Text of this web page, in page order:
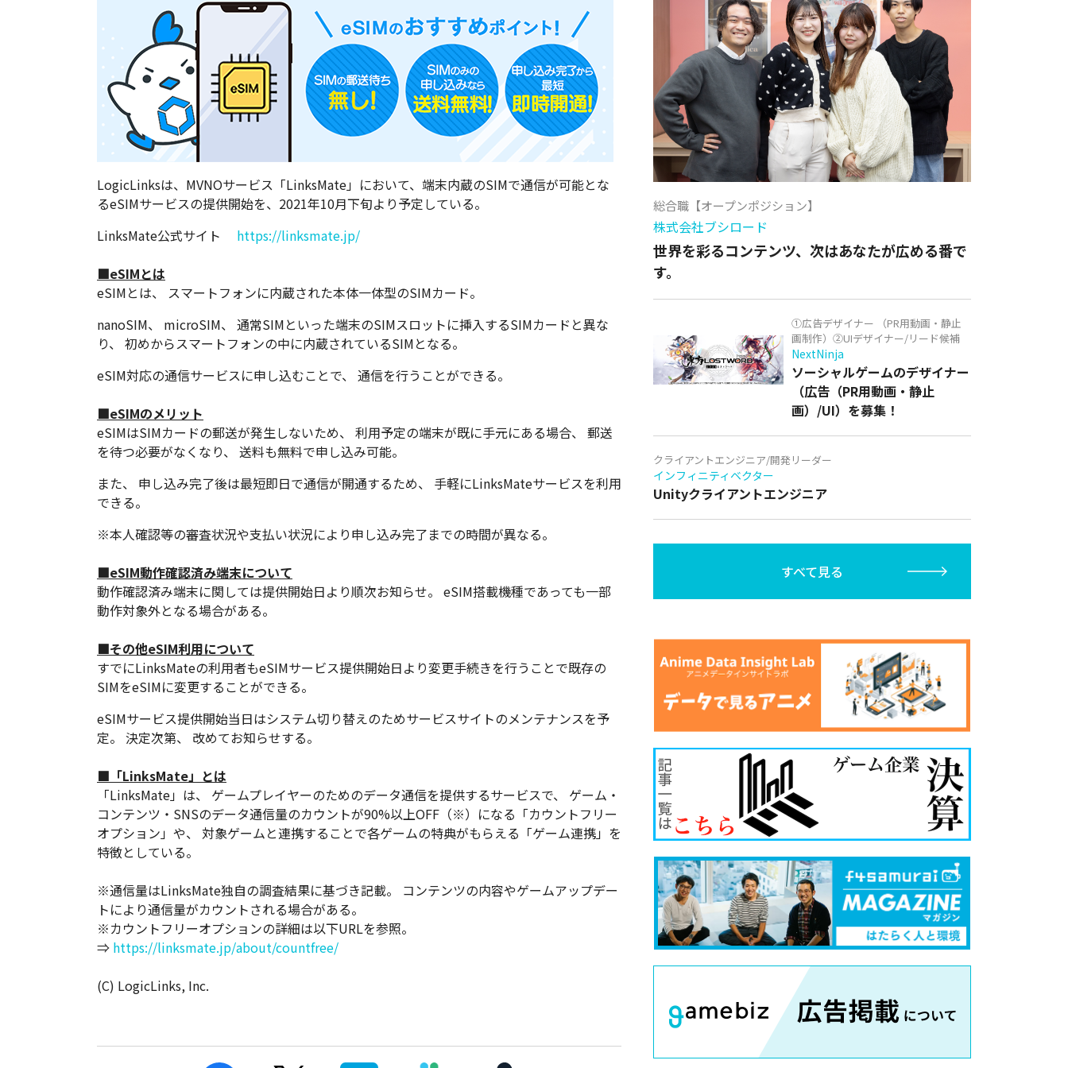
LogicLinksは、MVNOサービス「LinksMate」において、端末内蔵のSIMで通信が可能とな
るeSIMサービスの提供開始を、2021年10月下旬より予定している。
LinksMate公式サイト
https://linksmate.jp/
■eSIMとは
eSIMとは、 スマートフォンに内蔵された本体一体型のSIMカード。
nanoSIM、 microSIM、 通常SIMといった端末のSIMスロットに挿入するSIMカードと異な
り、 初めからスマートフォンの中に内蔵されているSIMとなる。
eSIM対応の通信サービスに申し込むことで、 通信を行うことができる。
■eSIMのメリット
eSIMはSIMカードの郵送が発生しないため、 利用予定の端末が既に手元にある場合、 郵送
を待つ必要がなくなり、 送料も無料で申し込み可能。
また、 申し込み完了後は最短即日で通信が開通するため、 手軽にLinksMateサービスを利用
できる。
※本人確認等の審査状況や支払い状況により申し込み完了までの時間が異なる。
■eSIM動作確認済み端末について
動作確認済み端末に関しては提供開始日より順次お知らせ。 eSIM搭載機種であっても一部
動作対象外となる場合がある。
■その他eSIM利用について
すでにLinksMateの利用者もeSIMサービス提供開始日より変更手続きを行うことで既存の
SIMをeSIMに変更することができる。
eSIMサービス提供開始当日はシステム切り替えのためサービスサイトのメンテナンスを予
定。 決定次第、 改めてお知らせする。
■「LinksMate」とは
「LinksMate」は、 ゲームプレイヤーのためのデータ通信を提供するサービスで、 ゲーム・
コンテンツ・SNSのデータ通信量のカウントが90%以上OFF（※）になる「カウントフリー
オプション」や、 対象ゲームと連携することで各ゲームの特典がもらえる「ゲーム連携」を
特徴としている。
※通信量はLinksMate独自の調査結果に基づき記載。 コンテンツの内容やゲームアップデー
トにより通信量がカウントされる場合がある。
※カウントフリーオプションの詳細は以下URLを参照。
⇒ https://linksmate.jp/about/countfree/
(C) LogicLinks, Inc.
総合職【オープンポジション】
株式会社ブシロード
世界を彩るコンテンツ、次はあなたが広める番で
す。
①広告デザイナー （PR用動画・静止
画制作）②UIデザイナー/リード候補
NextNinja
ソーシャルゲームのデザイナー
（広告（PR用動画・静止
画）/UI）を募集！
クライアントエンジニア/開発リーダー
インフィニティベクター
Unityクライアントエンジニア
すべて見る